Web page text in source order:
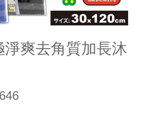
淨爽去角質加長沐